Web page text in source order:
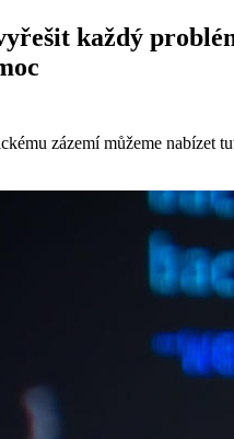
každý
zázemí můžeme nabízet